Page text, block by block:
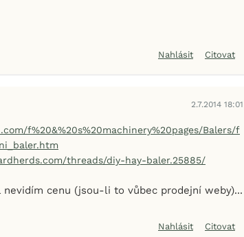
Nahlásit Citovat
2.7.2014 18:01
f%20&%20s%20machinery%20pages/Balers/f
threads/diy-hay-baler.25885/
nevidím cenu (jsou-li to vůbec prodejní weby)...
Nahlásit Citovat